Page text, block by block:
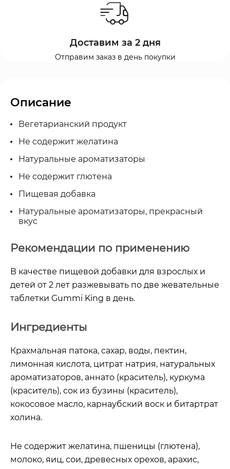
Доставим за 2 дня
Отправим заказ в день покупки
Описание
Вегетарианский продукт
Не содержит желатина
Натуральные ароматизаторы
Не содержит глютена
Пищевая добавка
Натуральные ароматизаторы, прекрасный
вкус
Рекомендации по применению
В качестве пищевой добавки для взрослых и
детей от 2 лет разжевывать по две жевательные
таблетки Gummi King в день.
Ингредиенты
Крахмальная патока, сахар, воды, пектин,
лимонная кислота, цитрат натрия, натуральных
ароматизаторов, аннато (краситель), куркума
(краситель), сок из бузины (краситель),
кокосовое масло, карнаубский воск и битартрат
холина.
Не содержит желатина, пшеницы (глютена),
молоко, яиц, сои, древесных орехов, арахис,